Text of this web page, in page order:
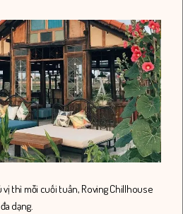
vị thì mỗi cuối tuần, Roving Chillhouse
dạng.